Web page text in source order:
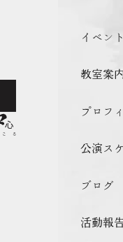
イベン
教室案内
プロフ
公演ス
ブログ
活動報